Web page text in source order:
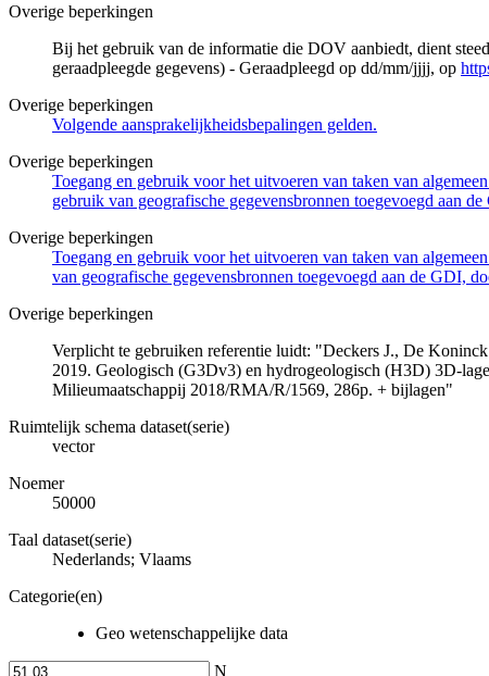
Overige beperkingen
Bij het gebruik van de informatie die DOV aanbiedt, dient
geraadpleegde gegevens) - Geraadpleegd op dd/mm/jjjj, op
Overige beperkingen
Volgende aansprakelijkheidsbepalingen gelden.
Overige beperkingen
Toegang en gebruik voor het uitvoeren van taken van
gebruik van geografische gegevensbronnen toegevoegd aan
Overige beperkingen
Toegang en gebruik voor het uitvoeren van taken van
van geografische gegevensbronnen toegevoegd aan de GDI,
Overige beperkingen
Verplicht te gebruiken referentie luidt: "Deckers J., De
2019. Geologisch (G3Dv3) en hydrogeologisch (H3D) 3D-
Milieumaatschappij 2018/RMA/R/1569, 286p. + bijlagen"
Ruimtelijk schema dataset(serie)
vector
Noemer
50000
Taal dataset(serie)
Nederlands; Vlaams
Categorie(en)
Geo wetenschappelijke data
N